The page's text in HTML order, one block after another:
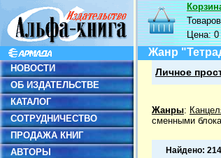
НОВОСТИ
ОБ ИЗДАТЕЛЬСТВЕ
КАТАЛОГ
СОТРУДНИЧЕСТВО
ПРОДАЖА КНИГ
АВТОРЫ
Цена:0
Жанр
Личное
Жанры:
сменными
Найдено: 214